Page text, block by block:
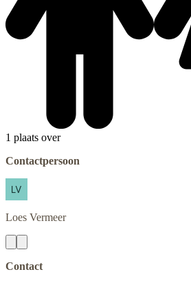
1 plaats over
Contactpersoon
Loes Vermeer
Contact